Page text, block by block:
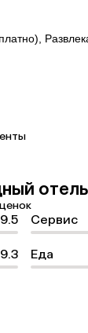
отель
9.5 Сервис
9.3 Еда